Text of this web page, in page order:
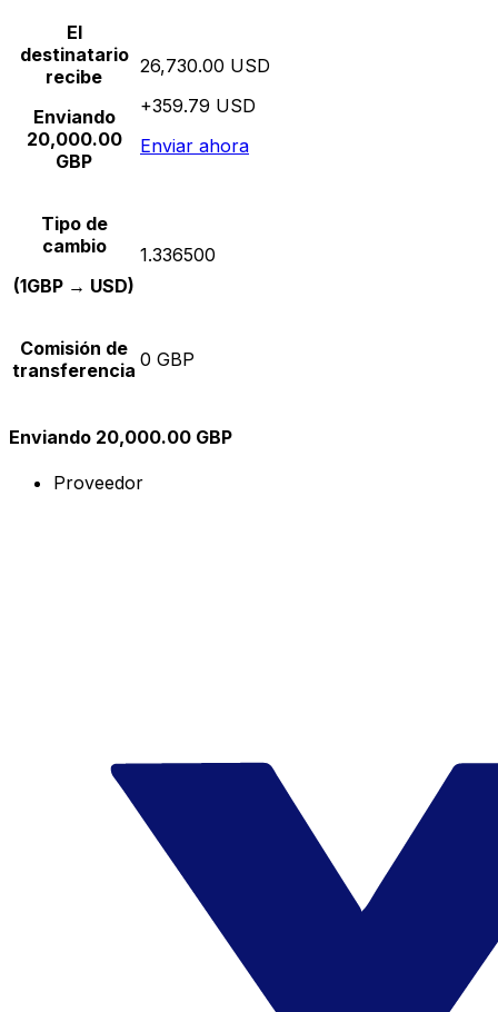
El
destinatario
recibe
Enviando
20,000.00
GBP
26,730.00 USD
+359.79 USD
Enviar ahora
Tipo de
cambio
(1GBP → USD)
1.336500
Comisión de
transferencia 0 GBP
Enviando 20,000.00 GBP
Proveedor